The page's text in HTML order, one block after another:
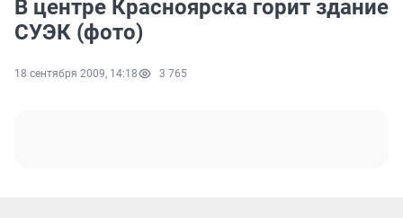
В центре Красноярска горит здание
СУЭК (фото)
18 сентября 2009, 14:18 3 765